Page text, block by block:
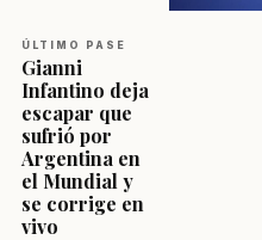
ÚLTIMO PASE
Gianni
Infantino deja
escapar que
sufrió por
Argentina en
el Mundial y
se corrige en
vivo